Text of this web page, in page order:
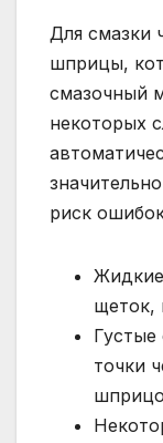
Для смазки
шприцы,
смазочный
некоторых
риск
щеток,
точки